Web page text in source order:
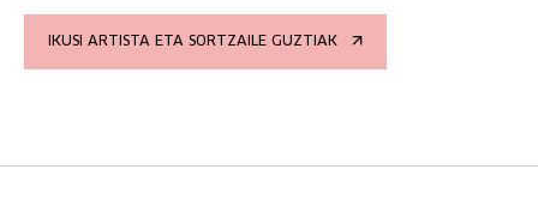
IKUSI ARTISTA ETA SORTZAILE GUZTIAK